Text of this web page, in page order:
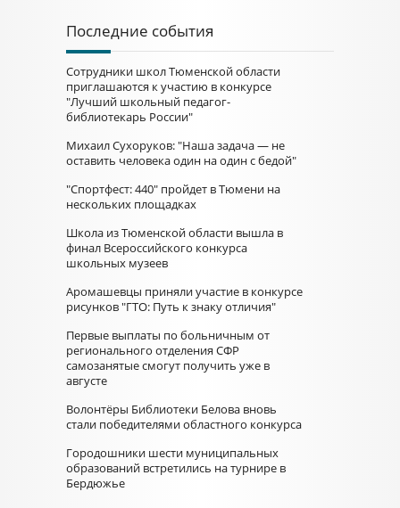
Последние события
Сотрудники школ Тюменской области
приглашаются к участию в конкурсе
"Лучший школьный педагог-
библиотекарь России"
Михаил Сухоруков: "Наша задача — не
оставить человека один на один с бедой"
"Спортфест: 440" пройдет в Тюмени на
нескольких площадках
Школа из Тюменской области вышла в
финал Всероссийского конкурса
школьных музеев
Аромашевцы приняли участие в конкурсе
рисунков "ГТО: Путь к знаку отличия"
Первые выплаты по больничным от
регионального отделения СФР
самозанятые смогут получить уже в
августе
Волонтёры Библиотеки Белова вновь
стали победителями областного конкурса
Городошники шести муниципальных
образований встретились на турнире в
Бердюжье